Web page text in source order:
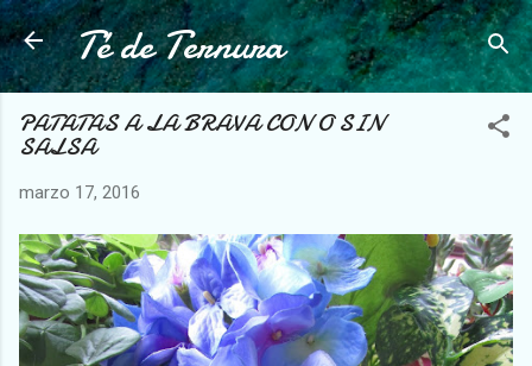
Ir al contenido principal
Té de Ternura
PATATAS A LA BRAVA CON O SIN
SALSA
marzo 17, 2016